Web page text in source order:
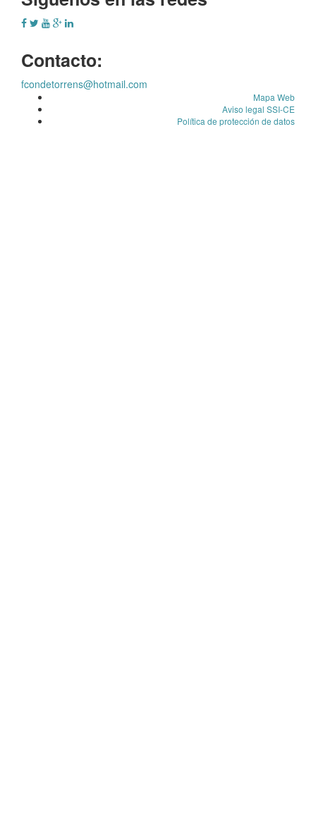
Contacto:
fcondetorrens@hotmail.com
Mapa Web
Aviso legal SSI-CE
Política de protección de datos